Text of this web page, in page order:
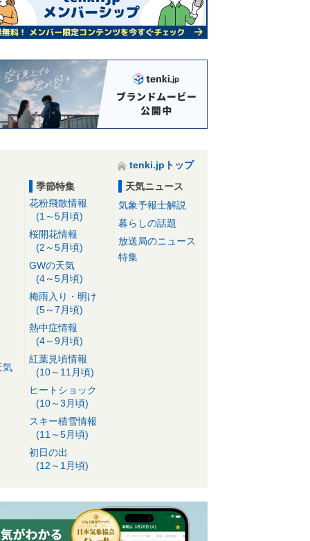
tenki.jpトップ
気
季節特集
花粉飛散情報
(1～5月頃)
桜開花情報
(2～5月頃)
GWの天気
(4～5月頃)
梅雨入り・明け
(5～7月頃)
熱中症情報
(4～9月頃)
紅葉見頃情報
(10～11月頃)
ヒートショック
(10～3月頃)
スキー積雪情報
(11～5月頃)
初日の出
(12～1月頃)
天気ニュース
気象予報士解説
暮らしの話題
放送局のニュース
特集